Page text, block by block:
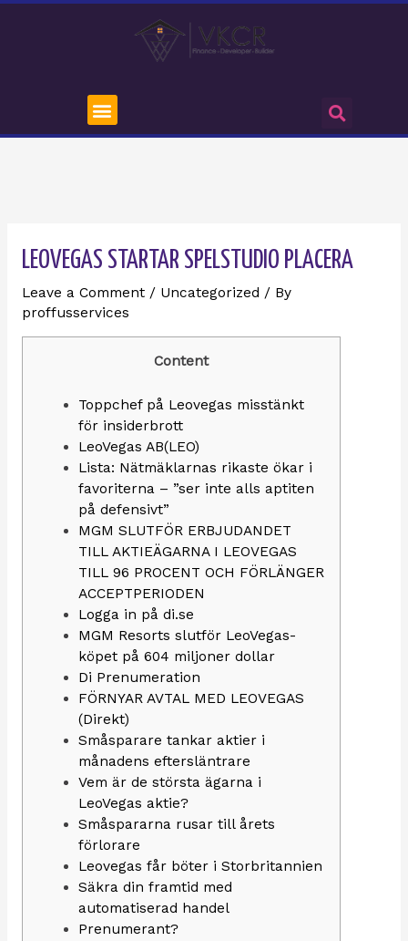
LEOVEGAS STARTAR SPELSTUDIO PLACERA
Leave a Comment / Uncategorized / By
proffusservices
Content
Toppchef på Leovegas misstänkt
för insiderbrott
LeoVegas AB(LEO)
Lista: Nätmäklarnas rikaste ökar i
favoriterna – ”ser inte alls aptiten
på defensivt”
MGM SLUTFÖR ERBJUDANDET
TILL AKTIEÄGARNA I LEOVEGAS
TILL 96 PROCENT OCH FÖRLÄNGER
ACCEPTPERIODEN
Logga in på di.se
MGM Resorts slutför LeoVegas-
köpet på 604 miljoner dollar
Di Prenumeration
FÖRNYAR AVTAL MED LEOVEGAS
(Direkt)
Småsparare tankar aktier i
månadens eftersläntrare
Vem är de största ägarna i
LeoVegas aktie?
Småspararna rusar till årets
förlorare
Leovegas får böter i Storbritannien
Säkra din framtid med
automatiserad handel
Prenumerant?